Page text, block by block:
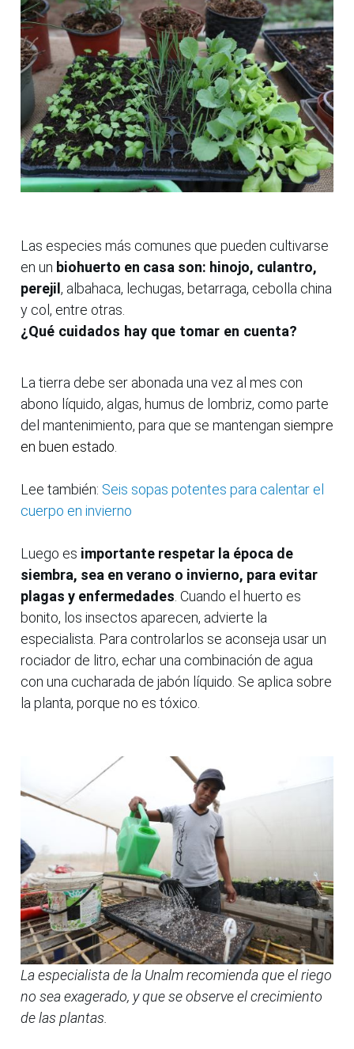
Las especies más comunes que pueden cultivarse
en un biohuerto en casa son: hinojo, culantro,
perejil, albahaca, lechugas, betarraga, cebolla china
y col, entre otras.
¿Qué cuidados hay que tomar en cuenta?
La tierra debe ser abonada una vez al mes con
abono líquido, algas, humus de lombriz, como parte
del mantenimiento, para que se mantengan siempre
en buen estado.
Lee también: Seis sopas potentes para calentar el
cuerpo en invierno
Luego es importante respetar la época de
siembra, sea en verano o invierno, para evitar
plagas y enfermedades . Cuando el huerto es
bonito, los insectos aparecen, advierte la
especialista. Para controlarlos se aconseja usar un
rociador de litro, echar una combinación de agua
con una cucharada de jabón líquido. Se aplica sobre
la planta, porque no es tóxico.
La especialista de la Unalm recomienda que el riego
no sea exagerado, y que se observe el crecimiento
de las plantas.